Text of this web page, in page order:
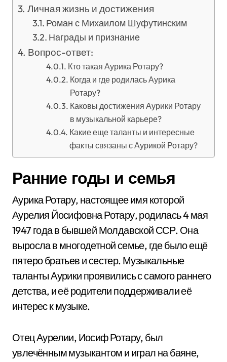
Личная жизнь и достижения
Роман с Михаилом Шуфутинским
Награды и признание
Вопрос-ответ:
Кто такая Аурика Ротару?
Когда и где родилась Аурика
Ротару?
Каковы достижения Аурики Ротару
в музыкальной карьере?
Какие еще таланты и интересные
факты связаны с Аурикой Ротару?
Ранние годы и семья
Аурика Ротару, настоящее имя которой
Аурелия Йосифовна Ротару, родилась 4 мая
1947 года в бывшей Молдавской ССР. Она
выросла в многодетной семье, где было ещё
пятеро братьев и сестер. Музыкальные
таланты Аурики проявились с самого раннего
детства, и её родители поддерживали её
интерес к музыке.
Отец Аурелии, Иосиф Ротару, был
увлечённым музыкантом и играл на баяне,